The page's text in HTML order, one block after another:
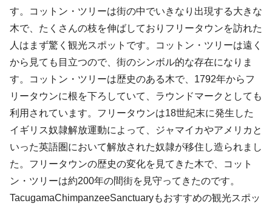
す。コットン・ツリーは街の中でいきなり出現する大きな
木で、たくさんの枝を伸ばしておりフリータウンを訪れた
人はまず驚く観光スポットです。コットン・ツリーは遠く
から見ても目立つので、街のシンボル的な存在になりま
す。コットン・ツリーは歴史のある木で、1792年からフ
リータウンに根を下ろしていて、ラウンドマークとしても
利用されています。フリータウンは18世紀末に発生した
イギリス奴隷解放運動によって、ジャマイカやアメリカと
いった英語圏において解放された奴隷が移住し造られまし
た。フリータウンの歴史の変化を見てきた木で、コット
ン・ツリーは約200年の間街を見守ってきたのです。
TacugamaChimpanzeeSanctuaryもおすすめの観光スポッ